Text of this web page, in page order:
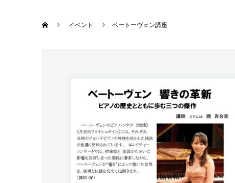
イベント ベートーヴェン講座